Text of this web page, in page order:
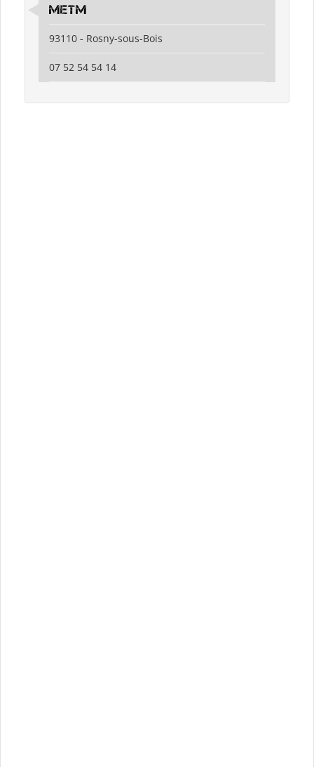
metm
93110 - Rosny-sous-Bois
07 52 54 54 14